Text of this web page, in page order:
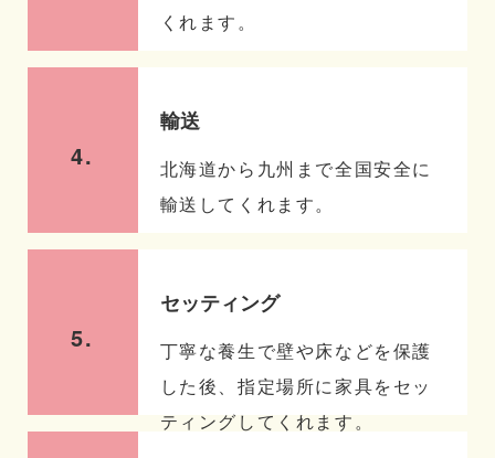
くれます。
4.
輸送
北海道から九州まで全国安全に
輸送してくれます。
5.
セッティング
丁寧な養生で壁や床などを保護
した後、指定場所に家具をセッ
ティングしてくれます。